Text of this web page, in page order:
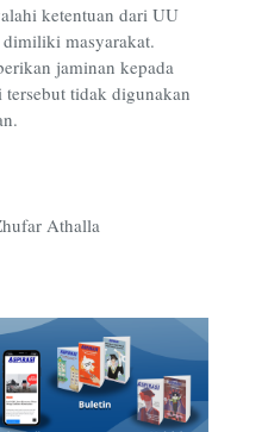
ketentuan dari UU
dimiliki masyarakat.
jaminan kepada
tidak digunakan
Athalla